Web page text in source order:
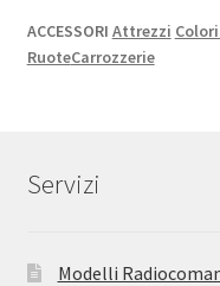
ACCESSORI Attrezzi
RuoteCarrozzerie
Servizi
Modelli